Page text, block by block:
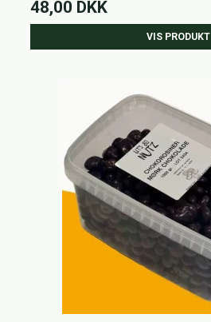
48,00 DKK
VIS PRODUKT